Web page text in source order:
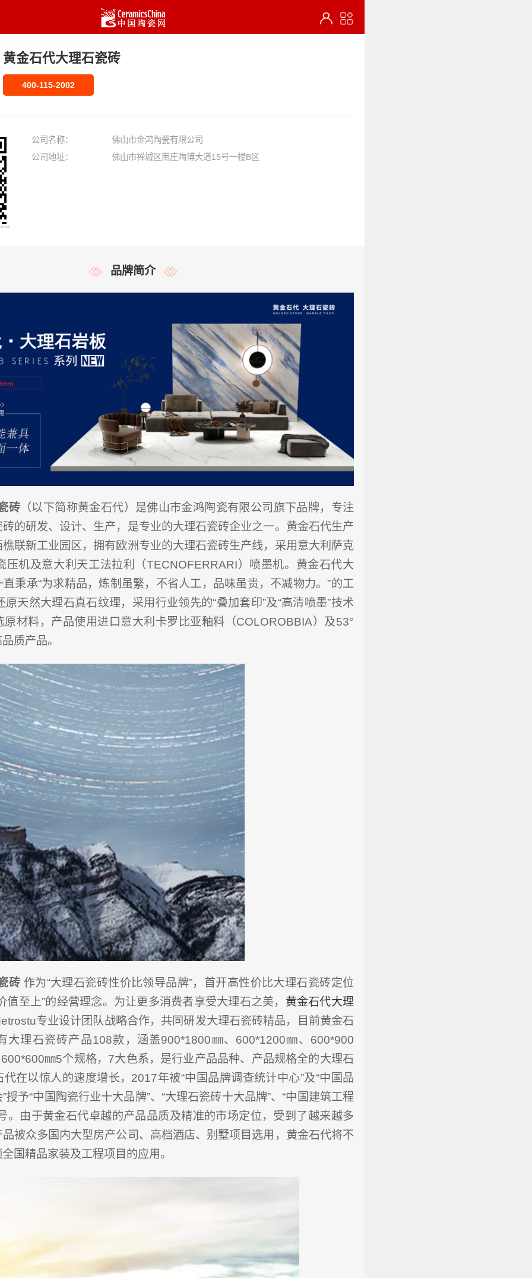
黄金石代大理石瓷砖
400-115-2002
公司名称：
佛山市金鸿陶瓷有限公司
公司地址：
佛山市禅城区南庄陶博大道15号一楼B区
品牌简介
砖（以下简称黄金石代）是佛山市金鸿陶瓷有限公司旗下品牌，专注
的研发、设计、生产，是专业的大理石瓷砖企业之一。黄金石代生产
联新工业园区，拥有欧洲专业的大理石瓷砖生产线，采用意大利萨克
压机及意大利天工法拉利（TECNOFERRARI）喷墨机。黄金石代大
秉承“为求精品，炼制虽繁，不省人工，品味虽贵，不减物力。”的工
天然大理石真石纹理，采用行业领先的“叠加套印”及“高清喷墨”技术
原材料，产品使用进口意大利卡罗比亚釉料（COLOROBBIA）及53°
质产品。
砖 作为“大理石瓷砖性价比领导品牌”，首开高性价比大理石瓷砖定位
值至上”的经营理念。为让更多消费者享受大理石之美， 黄金石代大理
专业设计团队战略合作，共同研发大理石瓷砖精品，目前黄金石
大理石瓷砖产品108款，涵盖900*1800㎜、600*1200㎜、600*900
㎜5个规格，7大色系，是行业产品品种、产品规格全的大理石
在以惊人的速度增长，2017年被“中国品牌调查统计中心”及“中国品
授予“中国陶瓷行业十大品牌”、“大理石瓷砖十大品牌”、“中国建筑工程
。由于黄金石代卓越的产品品质及精准的市场定位，受到了越来越多
被众多国内大型房产公司、高档酒店、别墅项目选用，黄金石代将不
国精品家装及工程项目的应用。